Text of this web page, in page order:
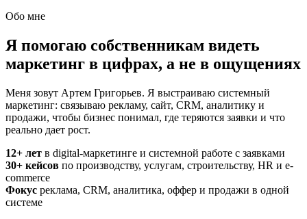
Обо мне
Я помогаю собственникам видеть
маркетинг в цифрах, а не в ощущениях
Меня зовут Артем Григорьев. Я выстраиваю системный
маркетинг: связываю рекламу, сайт, CRM, аналитику и
продажи, чтобы бизнес понимал, где теряются заявки и что
реально дает рост.
12+ лет в digital-маркетинге и системной работе с заявками
30+ кейсов по производству, услугам, строительству, HR и e-
commerce
Фокус реклама, CRM, аналитика, оффер и продажи в одной
системе